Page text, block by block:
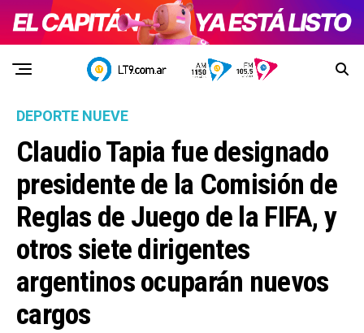
DEPORTE NUEVE
Claudio Tapia fue designado
presidente de la Comisión de
Reglas de Juego de la FIFA, y
otros siete dirigentes
argentinos ocuparán nuevos
cargos